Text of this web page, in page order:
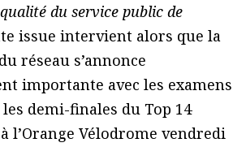
du service public de
issue intervient alors que la
réseau s’annonce
importante avec les examens
les demi-finales du Top 14
l’Orange Vélodrome vendredi